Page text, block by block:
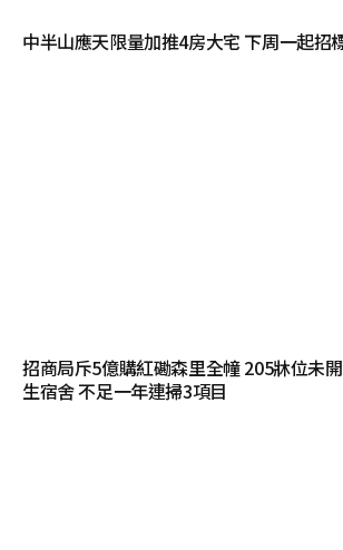
中半山應天限量加推4房大宅 下周一起招
招商局斥5億購紅磡森里全幢 205牀位未
生宿舍 不足一年連掃3項目